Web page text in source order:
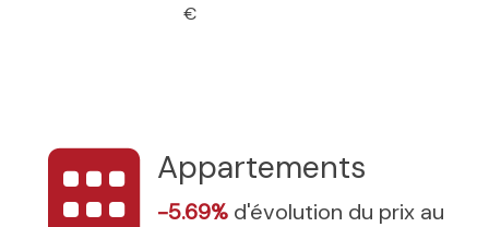
€
Appartements
-5.69% d'évolution du prix au